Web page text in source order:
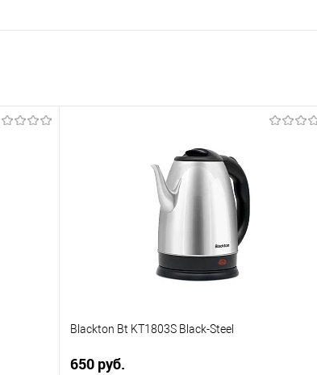
Blackton Bt KT1803S Black-Steel
650 руб.